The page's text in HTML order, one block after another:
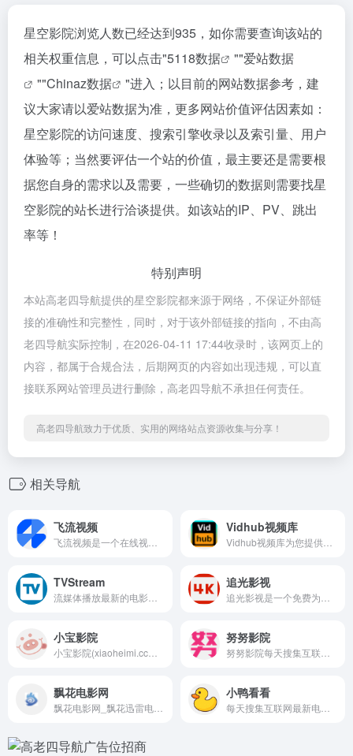
星空影院浏览人数已经达到935，如你需要查询该站的
相关权重信息，可以点击"5118数据 ""爱站数据
""Chinaz数据
"进入；以目前的网站数据参考，建
议大家请以爱站数据为准，更多网站价值评估因素如：
星空影院的访问速度、搜索引擎收录以及索引量、用户
体验等；当然要评估一个站的价值，最主要还是需要根
据您自身的需求以及需要，一些确切的数据则需要找星
空影院的站长进行洽谈提供。如该站的IP、PV、跳出
率等！
特别声明
本站高老四导航提供的星空影院都来源于网络，不保证外部链
接的准确性和完整性，同时，对于该外部链接的指向，不由高
老四导航实际控制，在2026-04-11 17:44收录时，该网页上的
内容，都属于合规合法，后期网页的内容如出现违规，可以直
接联系网站管理员进行删除，高老四导航不承担任何责任。
高老四导航致力于优质、实用的网络站点资源收集与分享！
相关导航
飞流视频 Vidhub视频库
TVStream 追光影视
小宝影院 努努影院
飘花电影网 小鸭看看